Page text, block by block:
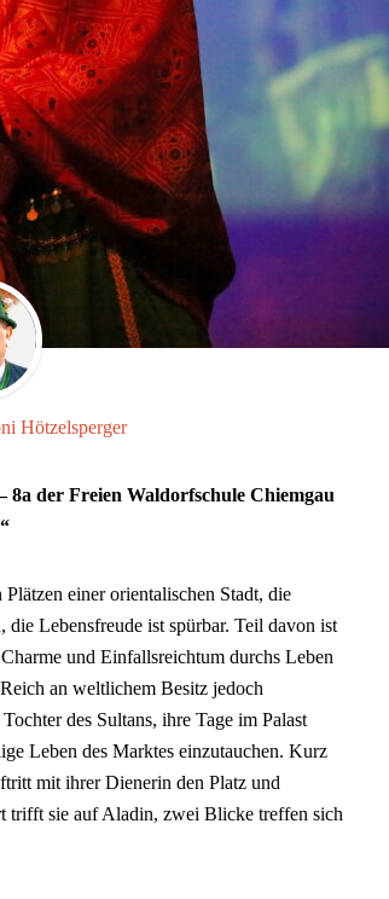
Hötzelsperger
der Freien Waldorfschule Chiemgau
einer orientalischen Stadt, die
Lebensfreude ist spürbar. Teil davon ist
und Einfallsreichtum durchs Leben
an weltlichem Besitz jedoch
des Sultans, ihre Tage im Palast
Leben des Marktes einzutauchen. Kurz
mit ihrer Dienerin den Platz und
trifft sie auf Aladin, zwei Blicke treffen sich